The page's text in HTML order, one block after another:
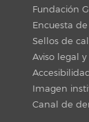
Fundación
Encuesta
Sellos de
Aviso legal
Imagen
Canal de